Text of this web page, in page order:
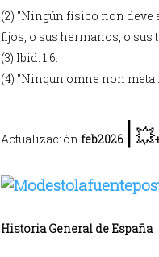
(2) "Ningún físico non deve
fijos, o sus hermanos, o sus
(3) Ibid. 1.6.
(4) "Ningun omne non
Actualización feb2026 |💥
Historia General de España